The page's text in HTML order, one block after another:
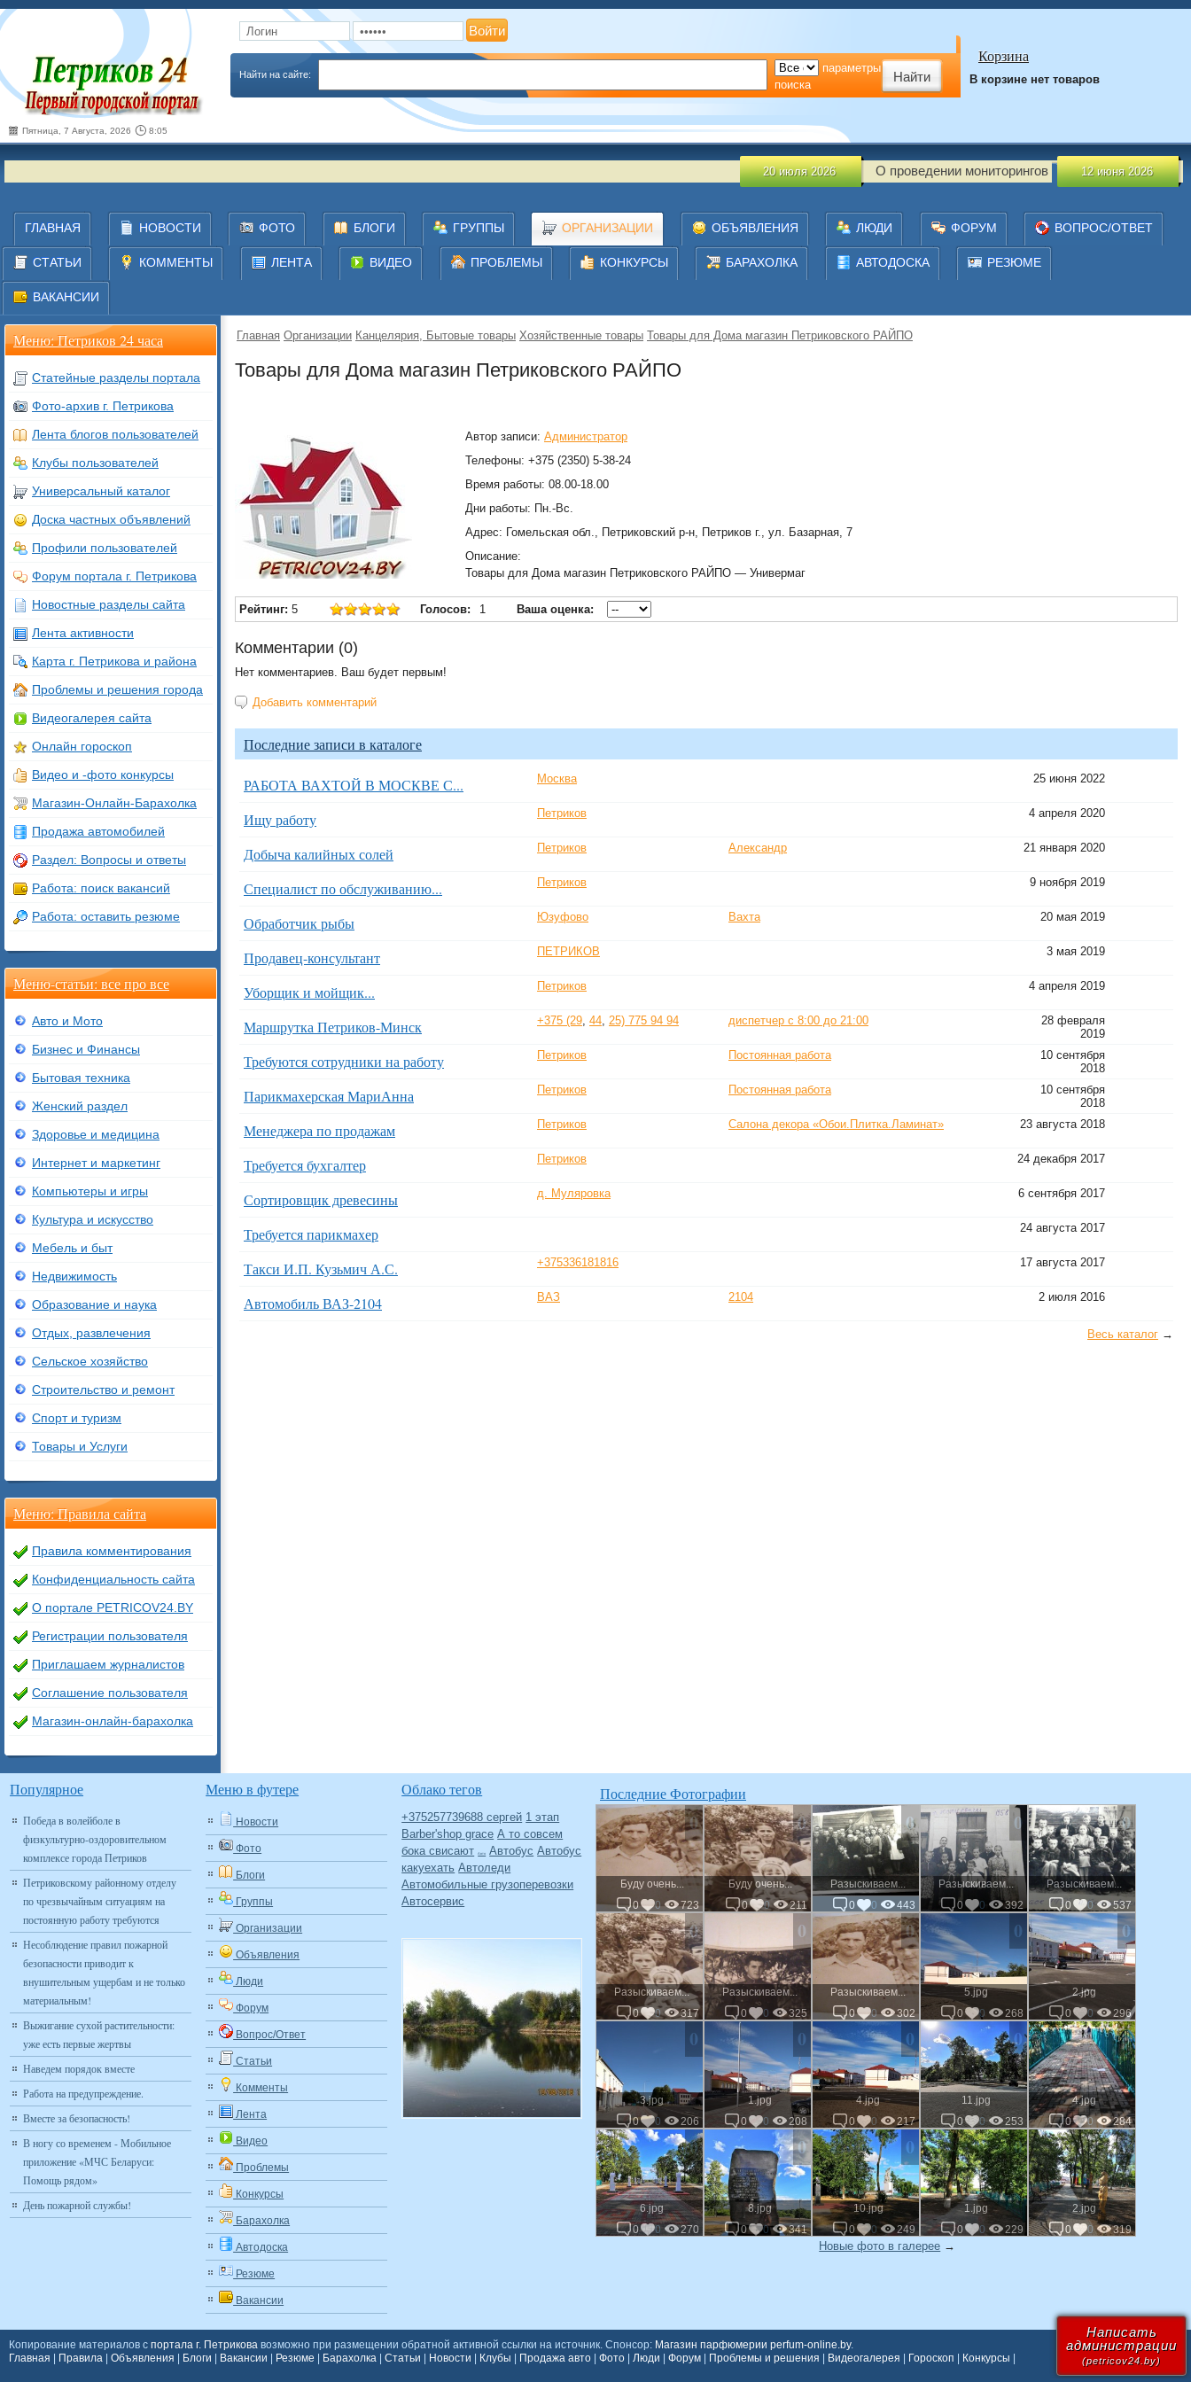
Запомнить Забыли пароль? Регистрация
Найти на сайте:
параметры
поиска
Написать
администрации
(petricov24.by)
Пятница, 7 Августа, 2026 8:05
Корзина
В корзине нет товаров
20 июля 2026 О проведении мониторингов 12 июня 2026 О
ГЛАВНАЯ НОВОСТИ ФОТО БЛОГИ ГРУППЫ ОРГАНИЗАЦИИ ОБЪЯВЛЕНИЯ ЛЮДИ ФОРУМ ВОПРОС/ОТВЕТ
СТАТЬИ КОММЕНТЫ ЛЕНТА ВИДЕО ПРОБЛЕМЫ КОНКУРСЫ БАРАХОЛКА АВТОДОСКА РЕЗЮМЕ
ВАКАНСИИ
Главная Организации Канцелярия, Бытовые товары Хозяйственные товары Товары для Дома магазин Петриковского РАЙПО
Товары для Дома магазин Петриковского РАЙПО
Автор записи: Администратор
Телефоны: +375 (2350) 5-38-24
Время работы: 08.00-18.00
Дни работы: Пн.-Вс.
Адрес: Гомельская обл., Петриковский р-н, Петриков г., ул. Базарная, 7
Описание:
Товары для Дома магазин Петриковского РАЙПО — Универмаг
Рейтинг: 5 Голосов: 1 Ваша оценка:
Комментарии (0)
Нет комментариев. Ваш будет первым!
Добавить комментарий
Последние записи в каталоге
РАБОТА ВАХТОЙ В МОСКВЕ С... Москва 25 июня 2022
Ищу работу Петриков 4 апреля 2020
Добыча калийных солей Петриков Александр 21 января 2020
Специалист по обслуживанию... Петриков 9 ноября 2019
Обработчик рыбы Юзуфово Вахта 20 мая 2019
Продавец-консультант ПЕТРИКОВ 3 мая 2019
Уборщик и мойщик... Петриков 4 апреля 2019
Маршрутка Петриков-Минск +375 (29, 44, 25) 775 94 94 диспетчер с 8:00 до 21:00
28 февраля
2019
Требуются сотрудники на работу Петриков Постоянная работа
10 сентября
2018
Парикмахерская МариАнна Петриков Постоянная работа
10 сентября
2018
Менеджера по продажам Петриков Салона декора «Обои.Плитка.Ламинат» 23 августа 2018
Требуется бухгалтер Петриков 24 декабря 2017
Сортировщик древесины д. Муляровка 6 сентября 2017
Требуется парикмахер 24 августа 2017
Такси И.П. Кузьмич А.С. +375336181816 17 августа 2017
Автомобиль ВАЗ-2104 ВАЗ 2104 2 июля 2016
Весь каталог →
Меню: Петриков 24 часа
Статейные разделы портала
Фото-архив г. Петрикова
Лента блогов пользователей
Клубы пользователей
Универсальный каталог
Доска частных объявлений
Профили пользователей
Форум портала г. Петрикова
Новостные разделы сайта
Лента активности
Карта г. Петрикова и района
Проблемы и решения города
Видеогалерея сайта
Онлайн гороскоп
Видео и -фото конкурсы
Магазин-Онлайн-Барахолка
Продажа автомобилей
Раздел: Вопросы и ответы
Работа: поиск вакансий
Работа: оставить резюме
Меню-статьи: все про все
Авто и Мото
Бизнес и Финансы
Бытовая техника
Женский раздел
Здоровье и медицина
Интернет и маркетинг
Компьютеры и игры
Культура и искусство
Мебель и быт
Недвижимость
Образование и наука
Отдых, развлечения
Сельское хозяйство
Строительство и ремонт
Спорт и туризм
Товары и Услуги
Меню: Правила сайта
Правила комментирования
Конфиденциальность сайта
О портале PETRICOV24.BY
Регистрации пользователя
Приглашаем журналистов
Соглашение пользователя
Магазин-онлайн-барахолка
Популярное
Победа в волейболе в
физкультурно-оздоровительном
комплексе города Петриков
Петриковскому районному отделу
по чрезвычайным ситуациям на
постоянную работу требуются
Несоблюдение правил пожарной
безопасности приводит к
внушительным ущербам и не только
материальным!
Выжигание сухой растительности:
уже есть первые жертвы
Наведем порядок вместе
Работа на предупреждение.
Вместе за безопасность!
В ногу со временем - Мобильное
приложение «МЧС Беларуси:
Помощь рядом»
День пожарной службы!
Меню в футере
Новости
Фото
Блоги
Группы
Организации
Объявления
Люди
Форум
Вопрос/Ответ
Статьи
Комменты
Лента
Видео
Проблемы
Конкурсы
Барахолка
Автодоска
Резюме
Вакансии
Облако тегов
+375257739688 сергей 1 этап
Barber'shop grace А то совсем
бока свисают
Авто Автобус Автобус
какуехать Автоледи
Автомобильные грузоперевозки
Автосервис
Последние Фотографии
0
Буду очень...
0
0 723
0
Буду очень...
0
0 211
0
Разыскиваем...
0
0 443
0
Разыскиваем...
0
0 392
0
Разыскиваем...
0
0 537
0
Разыскиваем...
0
0 317
0
Разыскиваем...
0
0 325
0
Разыскиваем...
0
0 302
0
5.jpg
0
0 268
0
2.jpg
0
0 296
0
3.jpg
0
0 206
0
1.jpg
0
0 208
0
4.jpg
0
0 217
0
11.jpg
0
0 253
0
4.jpg
0
0 284
0
6.jpg
0
0 270
0
8.jpg
0
0 341
0
10.jpg
0
0 249
0
1.jpg
0
0 229
0
2.jpg
0
0 319
Новые фото в галерее →
Копирование материалов с портала г. Петрикова возможно при размещении обратной активной ссылки на источник. Спонсор: Магазин парфюмерии perfum-online.by.
Главная
Правила Объявления Блоги Вакансии Резюме Барахолка Статьи Новости Клубы Продажа авто Фото Люди Форум Проблемы и решения Видеогалерея Гороскоп Конкурсы